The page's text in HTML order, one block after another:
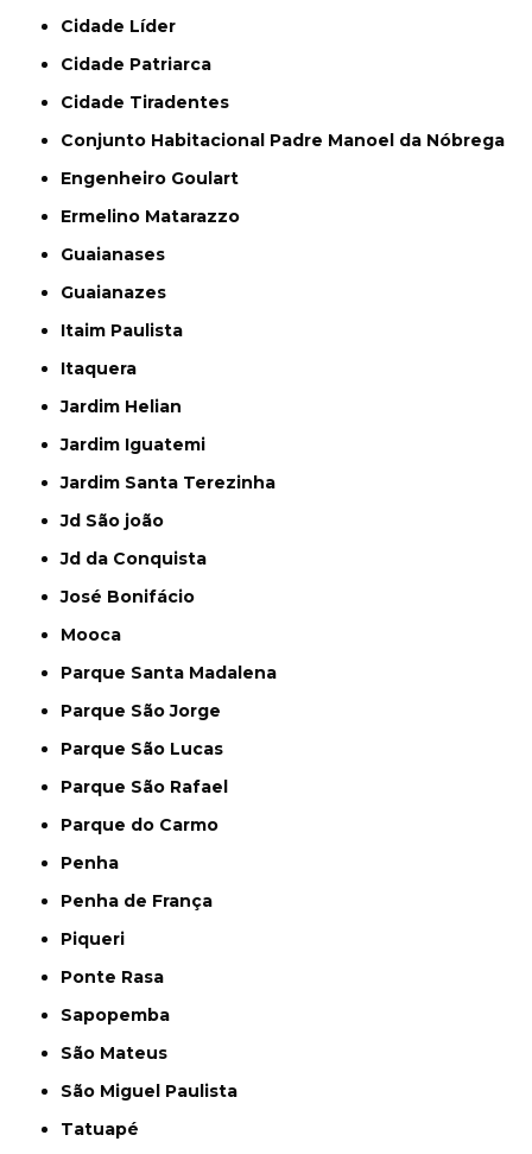
Cidade Líder
Cidade Patriarca
Cidade Tiradentes
Conjunto Habitacional Padre Manoel da Nóbrega
Engenheiro Goulart
Ermelino Matarazzo
Guaianases
Guaianazes
Itaim Paulista
Itaquera
Jardim Helian
Jardim Iguatemi
Jardim Santa Terezinha
Jd São joão
Jd da Conquista
José Bonifácio
Mooca
Parque Santa Madalena
Parque São Jorge
Parque São Lucas
Parque São Rafael
Parque do Carmo
Penha
Penha de França
Piqueri
Ponte Rasa
Sapopemba
São Mateus
São Miguel Paulista
Tatuapé